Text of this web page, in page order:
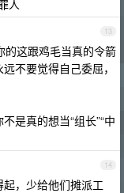
人
13
的这跟鸡毛当真的令箭
不要觉得自己委屈，
是真的想当“组长”“中
14
，少给他们摊派工